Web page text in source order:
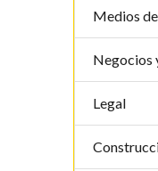
Medios
Negocios
Legal